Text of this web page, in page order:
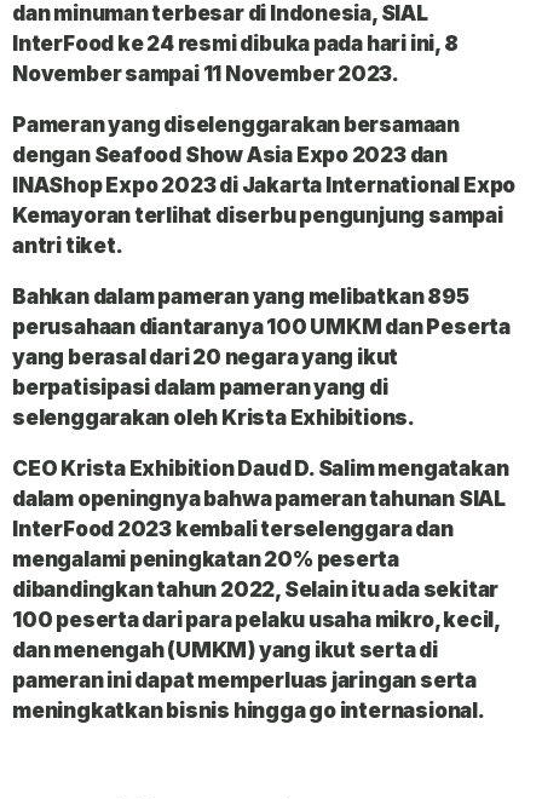
dan minuman terbesar di Indonesia, SIAL
InterFood ke 24 resmi dibuka pada hari ini, 8
November sampai 11 November 2023.
Pameran yang diselenggarakan bersamaan
dengan Seafood Show Asia Expo 2023 dan
INAShop Expo 2023 di Jakarta International Expo
Kemayoran terlihat diserbu pengunjung sampai
antri tiket.
Bahkan dalam pameran yang melibatkan 895
perusahaan diantaranya 100 UMKM dan Peserta
yang berasal dari 20 negara yang ikut
berpatisipasi dalam pameran yang di
selenggarakan oleh Krista Exhibitions.
CEO Krista Exhibition Daud D. Salim mengatakan
dalam openingnya bahwa pameran tahunan SIAL
InterFood 2023 kembali terselenggara dan
mengalami peningkatan 20% peserta
dibandingkan tahun 2022, Selain itu ada sekitar
100 peserta dari para pelaku usaha mikro, kecil,
dan menengah (UMKM) yang ikut serta di
pameran ini dapat memperluas jaringan serta
meningkatkan bisnis hingga go internasional.